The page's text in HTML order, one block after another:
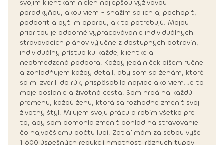
svojim klientkam nielen najlepšou výživovou
poradkyňou, akou viem - snažím sa ich aj pochopiť,
podporiť a byť im oporou, ak to potrebujú. Mojou
prioritou je odborné vypracovávanie individuálnych
stravovacích plánov výlučne z dostupných potravín,
individuálny prístup ku každej klientke a
neobmedzená podpora. Každý jedálniček píšem ručne
a zohľadňujem každý detail, aby som sa ženám, ktoré
sa mi zverili do rúk, prispôsobila najviac ako viem. Je to
moje poslanie a životná cesta. Som hrdá na každú
premenu, každú ženu, ktorá sa rozhodne zmeniť svoj
životný štýl. Milujem svoju prácu a robím všetko pre
to, aby som pomohla zmeniť pohľad na stravovanie
čo najväčšiemu počtu ľudí. Zatiaľ mám za sebou vyše
1 600 úspešných redukcií hmotnosti rôznych typov